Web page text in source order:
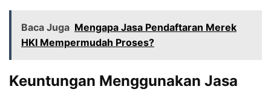
Baca Juga Mengapa Jasa Pendaftaran Merek
HKI Mempermudah Proses?
Keuntungan Menggunakan Jasa